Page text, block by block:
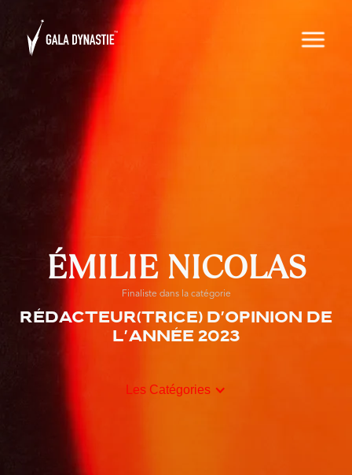
ÉMILIE NICOLAS
Finaliste dans la catégorie
Rédacteur(trice) D'opinion de
l'année 2023
Les Catégories